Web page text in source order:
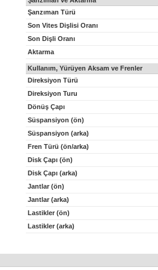
Şanzıman Türü
Son Vites Dişlisi Oranı
Son Dişli Oranı
Aktarma
Kullanım, Yürüyen Aksam ve Frenler
Direksiyon Türü
Direksiyon Turu
Dönüş Çapı
Süspansiyon (ön)
Süspansiyon (arka)
Fren Türü (ön/arka)
Disk Çapı (ön)
Disk Çapı (arka)
Jantlar (ön)
Jantlar (arka)
Lastikler (ön)
Lastikler (arka)